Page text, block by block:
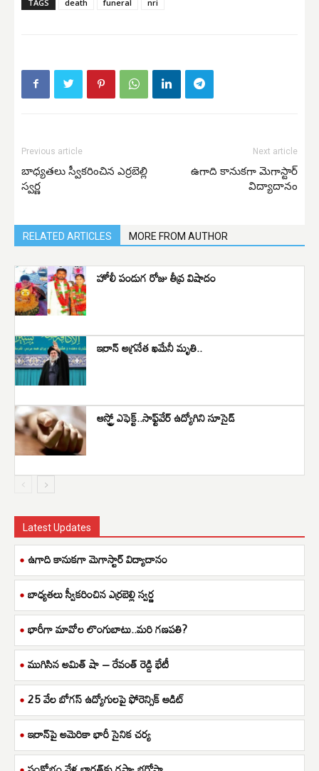
TAGS death funeral nri
Previous article
బాధ్యతలు స్వీకరించిన ఎర్రబెల్లి
స్వర్ణ
Next article
ఉగాది కానుకగా మెగాస్టార్
విద్యాదానం
RELATED ARTICLES MORE FROM AUTHOR
హోలీ పండుగ రోజు తీవ్ర విషాదం
ఇరాన్ అగ్రనేత ఖమేనీ మృతి..
ఆస్ట్రో ఎఫెక్ట్..సాఫ్ట్‌వేర్‌ ఉద్యోగిని సూసైడ్
Latest Updates
ఉగాది కానుకగా మెగాస్టార్ విద్యాదానం
బాధ్యతలు స్వీకరించిన ఎర్రబెల్లి స్వర్ణ
భారీగా మావోల లొంగుబాటు..మరి గణపతి?
ముగిసిన అమిత్ షా – రేవంత్ రెడ్డి భేటీ
25 వేల బోగస్ ఉద్యోగులపై ఫోరెన్సిక్ ఆడిట్
ఇరాన్‌పై అమెరికా భారీ సైనిక చర్య